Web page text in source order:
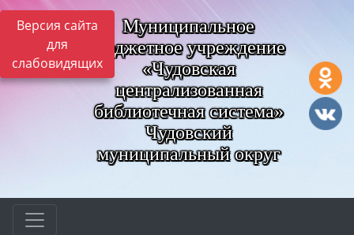
Версия сайта
для
слабовидящих
Муниципальное
бюджетное учреждение
«Чудовская
централизованная
библиотечная система»
Чудовский
муниципальный округ